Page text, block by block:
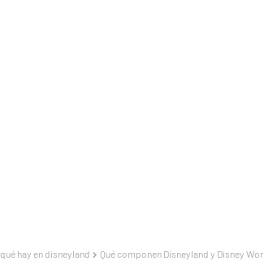
qué hay en disneyland Qué componen Disneyland y Disney